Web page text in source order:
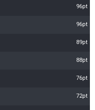
96pt
96pt
89pt
88pt
76pt
72pt